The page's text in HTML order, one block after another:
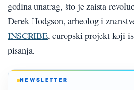
godina unatrag, što je zaista
Derek Hodgson, arheolog i
INSCRIBE, europski projekt koji
pisanja.
NEWSLETTER